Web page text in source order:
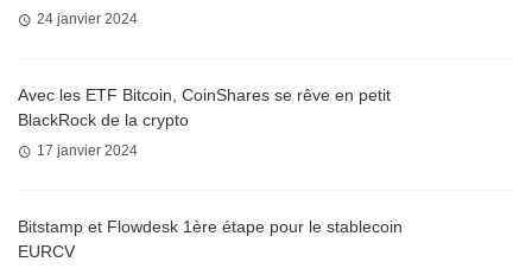
24 janvier 2024
Avec les ETF Bitcoin, CoinShares se rêve en petit
BlackRock de la crypto
17 janvier 2024
Bitstamp et Flowdesk 1ère étape pour le stablecoin
EURCV